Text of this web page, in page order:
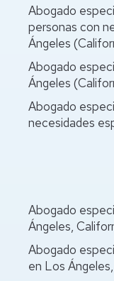
Abogado
personas con
Ángeles
Abogado
Ángeles
Abogado
necesidades
Abogado
Ángeles,
Abogado
en Los